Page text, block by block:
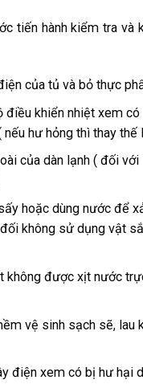
tiến hành kiểm tra và
của tủ và bỏ thực
điều khiển nhiệt xem
nếu hư hỏng thì thay thế
của dàn lạnh ( đối
hoặc dùng nước để
không sử dụng vật
không được xịt nước
vệ sinh sạch sẽ, lau
điện xem có bị hư hại